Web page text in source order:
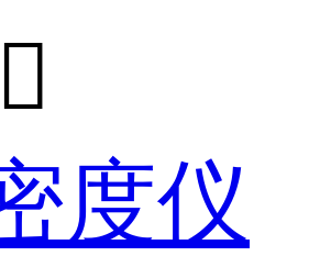

度仪